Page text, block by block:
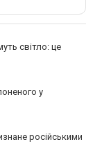
світло: це
у
російськими